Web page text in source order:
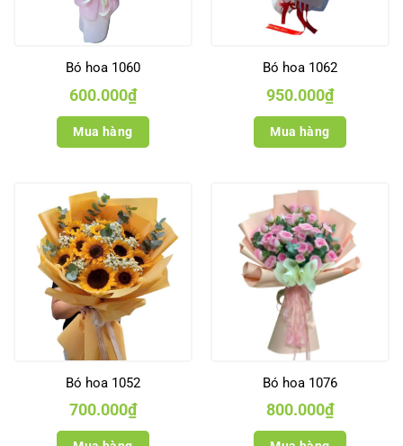
Bó hoa 1060
600.000₫
Mua hàng
Bó hoa 1062
950.000₫
Mua hàng
Bó hoa 1052
700.000₫
Bó hoa 1076
800.000₫